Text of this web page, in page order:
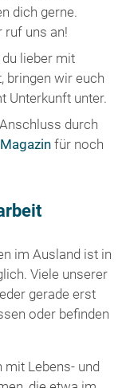
dich gerne.
ruf uns an!
lieber mit
bringen wir euch
Unterkunft unter.
durch
Magazin für noch
im Ausland ist in
Viele unserer
gerade erst
oder befinden
Lebens- und